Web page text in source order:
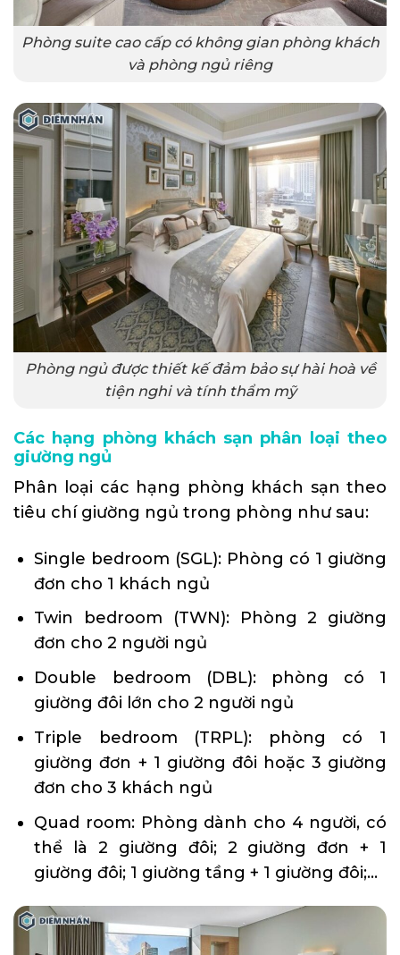
Phòng suite cao cấp có không gian phòng khách
và phòng ngủ riêng
Phòng ngủ được thiết kế đảm bảo sự hài hoà về
tiện nghi và tính thẩm mỹ
Các hạng phòng khách sạn phân loại theo
giường ngủ
Phân loại các hạng phòng khách sạn theo
tiêu chí giường ngủ trong phòng như sau:
Single bedroom (SGL): Phòng có 1 giường
đơn cho 1 khách ngủ
Twin bedroom (TWN): Phòng 2 giường
đơn cho 2 người ngủ
Double bedroom (DBL): phòng có 1
giường đôi lớn cho 2 người ngủ
Triple bedroom (TRPL): phòng có 1
giường đơn + 1 giường đôi hoặc 3 giường
đơn cho 3 khách ngủ
Quad room: Phòng dành cho 4 người, có
thể là 2 giường đôi; 2 giường đơn + 1
giường đôi; 1 giường tầng + 1 giường đôi;…